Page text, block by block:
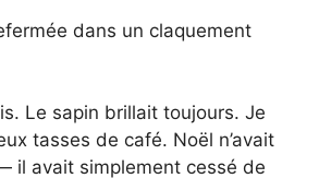
dans un claquement
Le sapin brillait toujours. Je
tasses de café. Noël n’avait
il avait simplement cessé de